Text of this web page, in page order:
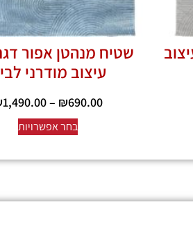
דגם 05 – עיצוב
עיצוב מודרני
₪690.00
–
1,490.00
בחר אפשרויות